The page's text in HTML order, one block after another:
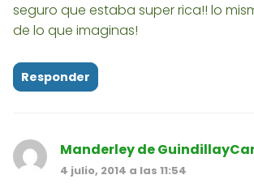
seguro que estaba super rica!! lo
de lo que imaginas!
Responder
Manderley de
4 julio, 2014 a las 11:54